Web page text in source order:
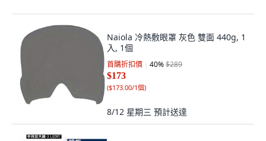
Naiola 冷熱敷眼罩 灰色 雙面 440g, 1
入, 1個
首購折扣價 40%$289
$173
($173.00/1個)
8/12 星期三 預計送達